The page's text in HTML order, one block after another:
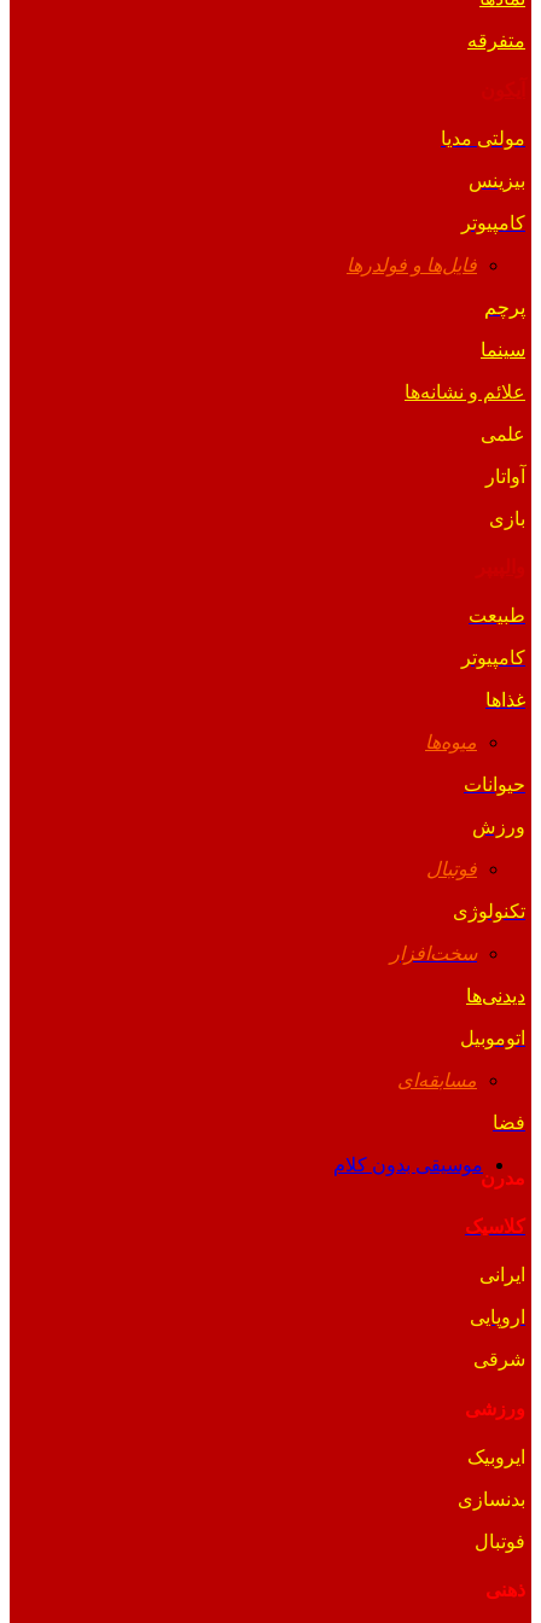
متفرقه
مولتی مدیا
بیزینس
کامپیوتر
فایل‌ها و فولدرها
پرچم
سینما
علائم و نشانه‌ها
علمی
آواتار
بازی
طبیعت
کامپیوتر
غذاها
میوه‌ها
حیوانات
ورزش
فوتبال
تکنولوژی
سخت‌افزار
دیدنی‌ها
اتوموبیل
مسابقه‌ای
فضا
موسیقی بدون کلام
مدرن
کلاسیک
ایرانی
اروپایی
شرقی
ورزشی
ایروبیک
بدنسازی
فوتبال
ذهنی